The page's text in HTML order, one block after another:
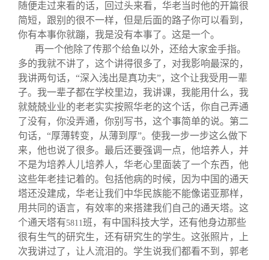
随便走过来看的话，回过头来看，华老当时他的开篇很
简短，跟别的很不一样，但是后面的路子你可以看到，
你有本事你就蹦，我是没有本事了。这是一个。
再一个他除了传那个给鱼以外，还给大家金手指。
多的我就不讲了，这个讲得很多了，对我影响最深的，
我讲两句话，“深入浅出是真功夫”，这个让我受用一辈
子。我一辈子都在学校里边，我讲课，我能用什么，我
就兢兢业业的老老实实按照华老的这个话，你自己弄通
了没有，你没弄通，你别写书，这个事简单的说。第二
句话，“厚薄转变，从薄到厚”。使我一步一步这么做下
来，他也说了很多。最后还要强调一点，他培养人，并
不是为培养人儿培养人，华老心里面装了一个东西，他
这些年老挂记着的。包括他病的时候，因为中国的通天
塔还没建成，华老让我们中华民族能不能像诺亚那样，
用共同的语言，有效率的来搭建我们自己的通天塔。这
个通天塔有5811班，有中国科技大学，还有他身边那些
很有生气的研究生，还有研究生的学生。这张照片，上
次我讲过了，让人流泪的。学生说我们都看不到，郭老